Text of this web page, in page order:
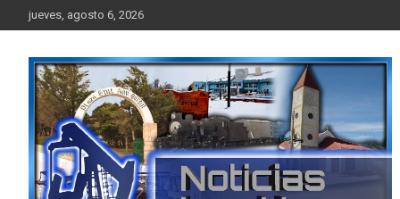
to
jueves, agosto 6, 2026